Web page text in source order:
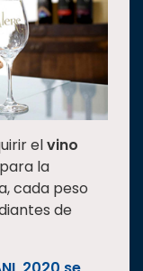
elvino
la
cada peso
de